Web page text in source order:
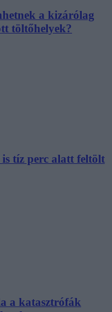
a kizárólag
töltőhelyek?
tíz perc alatt feltölt
a katasztrófák